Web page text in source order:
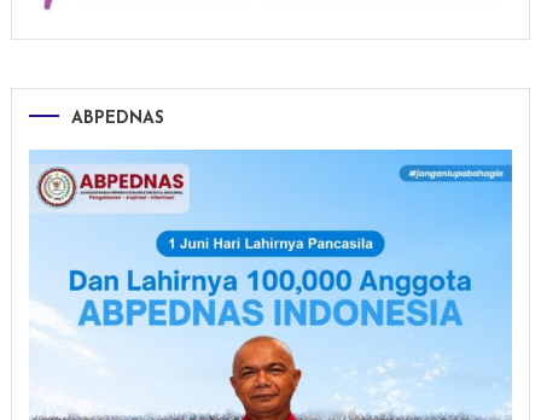
ABPEDNAS